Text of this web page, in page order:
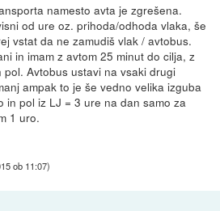
namesto avta je zgrešena.
od ure oz. prihoda/odhoda vlaka, še
vstat da ne zamudiš vlak / avtobus.
in imam z avtom 25 minut do cilja, z
Avtobus ustavi na vsaki drugi
ampak to je še vedno velika izguba
in pol iz LJ = 3 ure na dan samo za
1 uro.
ob 11:07)